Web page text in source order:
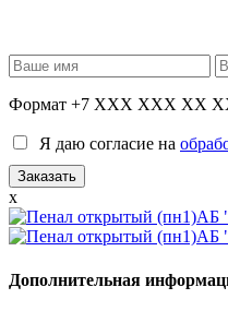
Формат +7 XXX XXX XX
Я даю согласие на
x
Дополнительная